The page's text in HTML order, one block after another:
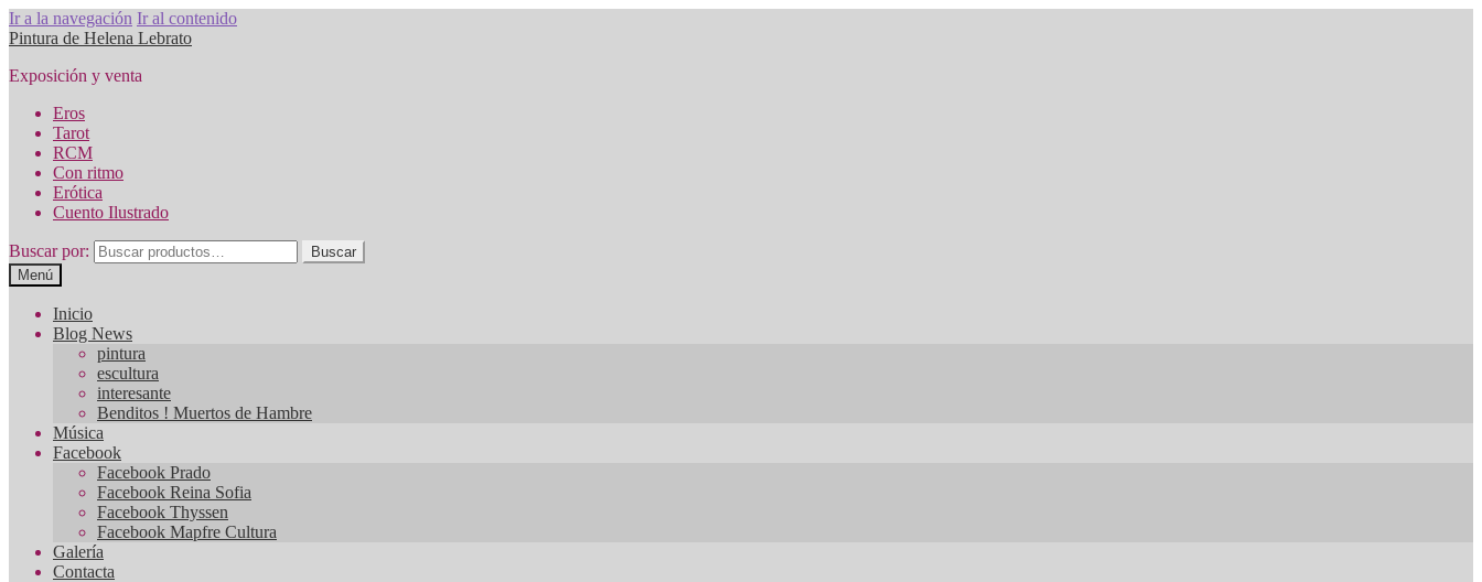
Ir a la navegación Ir al contenido
Pintura de Helena Lebrato
Exposición y venta
Eros
Tarot
RCM
Con ritmo
Erótica
Cuento Ilustrado
Buscar por:
Buscar
Menú
Inicio
Blog News
pintura
escultura
interesante
Benditos ! Muertos de Hambre
Música
Facebook
Facebook Prado
Facebook Reina Sofia
Facebook Thyssen
Facebook Mapfre Cultura
Galería
Contacta